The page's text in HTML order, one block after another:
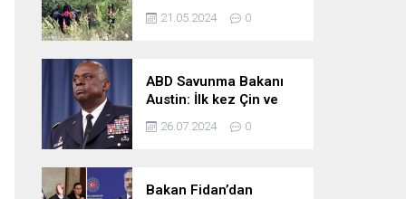
Kadın İçin Kurtarma
Çalışmaları
21.05.2024 0
ABD Savunma Bakanı
Austin: İlk kez Çin ve
Rusya uçaklarının
birlikte uçtuğunu
26.07.2024 0
Bakan Fidan’dan